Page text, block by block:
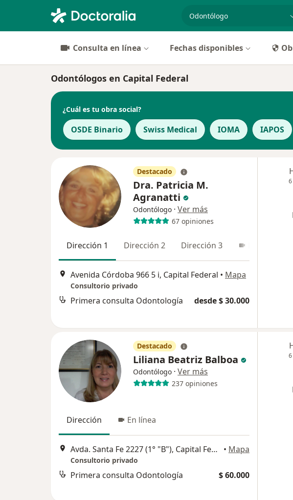
especialidad, enfermedad o
Consulta en línea Fechas disponibles
Odontólogos en Capital Federal
¿Cuál es tu obra social?
OSDE Binario Swiss Medical IOMA IAPOS
Destacado
Dra. Patricia M.
Agranatti
Odontólogo · Ver más
67 opiniones
Dirección 1 Dirección 2 Dirección 3
Avenida Córdoba 966 5 i, Capital Federal • Mapa
Consultorio privado
Primera consulta Odontología desde $ 30.000
Destacado
Liliana Beatriz Balboa
Odontólogo · Ver más
237 opiniones
Dirección En línea
Avda. Santa Fe 2227 (1° "B"), Capital Federal • Mapa
Consultorio privado
Primera consulta Odontología $ 60.000